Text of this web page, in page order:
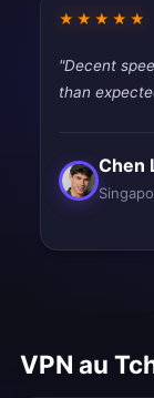
★★★★★
"Decent
than
Chen
VPN au